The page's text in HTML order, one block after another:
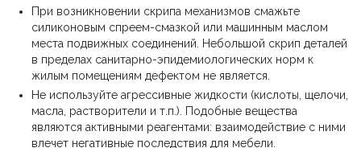
При возникновении скрипа механизмов смажьте
силиконовым спреем-смазкой или машинным маслом
места подвижных соединений. Небольшой скрип деталей
в пределах санитарно-эпидемиологических норм к
жилым помещениям дефектом не является.
Не используйте агрессивные жидкости (кислоты, щелочи,
масла, растворители и т.п.). Подобные вещества
являются активными реагентами: взаимодействие с ними
влечет негативные последствия для мебели.